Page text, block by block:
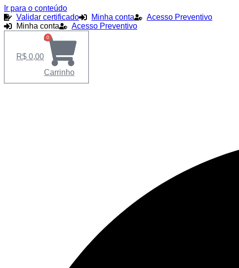
Ir para o conteúdo
Validar certificado
Minha conta
Acesso Preventivo
Minha conta
Acesso Preventivo
R$ 0,00
0
Carrinho